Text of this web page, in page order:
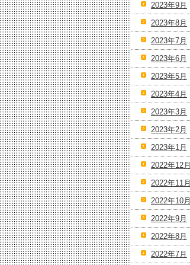
2023年9月
2023年8月
2023年7月
2023年6月
2023年5月
2023年4月
2023年3月
2023年2月
2023年1月
2022年12月
2022年11月
2022年10月
2022年9月
2022年8月
2022年7月